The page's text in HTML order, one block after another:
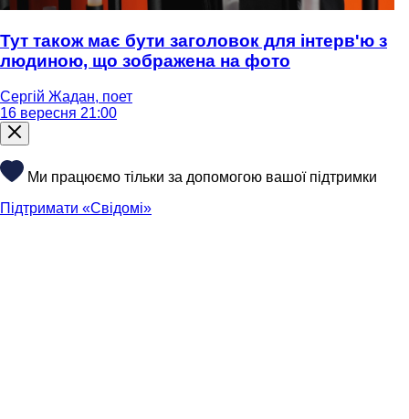
Тут також має бути заголовок для інтерв'ю з
людиною, що зображена на фото
Сергій Жадан, поет
16 вересня 21:00
Ми працюємо тільки за допомогою вашої підтримки
Підтримати «Свідомі»